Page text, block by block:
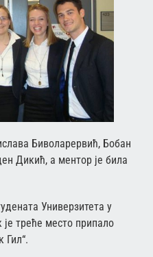
Биволарервић, Бобан
Дикић, а ментор је била
Универзитета у
је треће место припало
Гил“.